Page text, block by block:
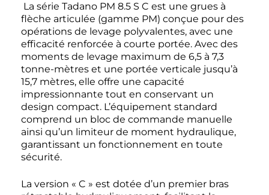
La série Tadano PM 8.5 S C est une grues à
flèche articulée (gamme PM) conçue pour des
opérations de levage polyvalentes, avec une
efficacité renforcée à courte portée. Avec des
moments de levage maximum de 6,5 à 7,3
tonne-mètres et une portée verticale jusqu’à
15,7 mètres, elle offre une capacité
impressionnante tout en conservant un
design compact. L’équipement standard
comprend un bloc de commande manuelle
ainsi qu’un limiteur de moment hydraulique,
garantissant un fonctionnement en toute
sécurité.
La version « C » est dotée d’un premier bras